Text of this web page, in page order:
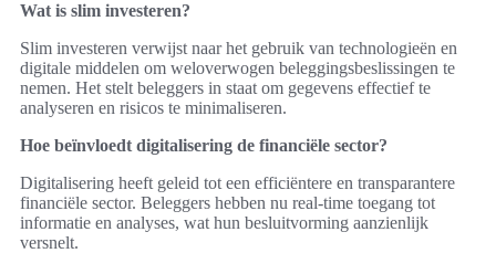
Wat is slim investeren?
Slim investeren verwijst naar het gebruik van technologieën en
digitale middelen om weloverwogen beleggingsbeslissingen te
nemen. Het stelt beleggers in staat om gegevens effectief te
analyseren en risicos te minimaliseren.
Hoe beïnvloedt digitalisering de financiële sector?
Digitalisering heeft geleid tot een efficiëntere en transparantere
financiële sector. Beleggers hebben nu real-time toegang tot
informatie en analyses, wat hun besluitvorming aanzienlijk
versnelt.